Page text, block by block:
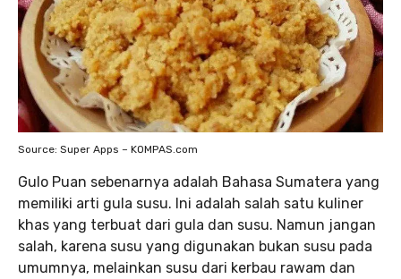
Source: Super Apps – KOMPAS.com
Gulo Puan sebenarnya adalah Bahasa Sumatera yang
memiliki arti gula susu. Ini adalah salah satu kuliner
khas yang terbuat dari gula dan susu. Namun jangan
salah, karena susu yang digunakan bukan susu pada
umumnya, melainkan susu dari kerbau rawam dan